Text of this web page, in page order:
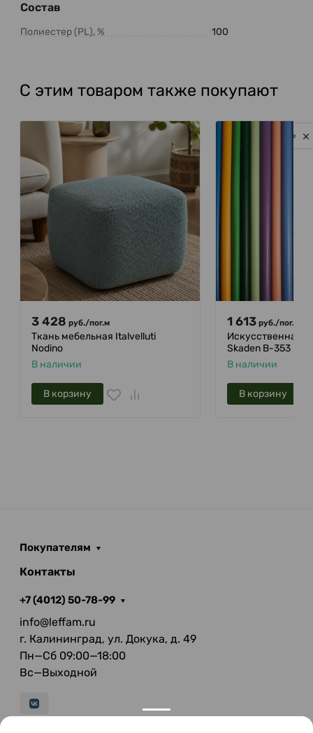
Состав
Полиестер (PL), % 100
С этим товаром также покупают
3 428 руб./пог.м
Ткань мебельная Italvelluti
Nodino
В наличии
В корзину
1 613 руб./пог.м
Искусственная
Skaden B-353
В наличии
В корзину
Покупателям
Контакты
+7 (4012) 50-78-99
info@leffam.ru
г. Калининград, ул. Докука, д. 49
Пн—Сб 09:00—18:00
Вс—Выходной
Privacy notice